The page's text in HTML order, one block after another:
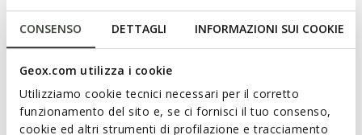
CONSENSO DETTAGLI INFORMAZIONI SUI COOKIE
Geox.com utilizza i cookie
Utilizziamo cookie tecnici necessari per il corretto
funzionamento del sito e, se ci fornisci il tuo consenso,
cookie ed altri strumenti di profilazione e tracciamento
calzature, saranno pronti a vivere mille avventure
in tutta comodità, mantenendo i loro piedini al
Quest’anno, scegli regali che parlano di amore,
cura e attenzione: scopri tutte le nostre proposte!